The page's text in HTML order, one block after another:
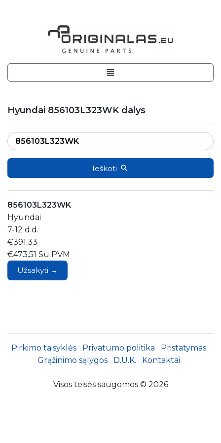
Hyundai 856103L323WK dalys
Ieškoti
856103L323WK
Hyundai
7-12 d.d.
€391.33
€473.51 Su PVM
Užsakyti →
Pirkimo taisyklės Privatumo politika
Pristatymas
Grąžinimo sąlygos
D.U.K. Kontaktai
Visos teisės saugomos © 2026